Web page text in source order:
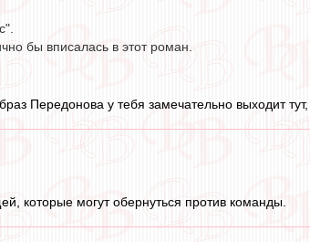
бы вписалась в этот роман.
Передонова у тебя замечательно выходит
которые могут обернуться против команды.